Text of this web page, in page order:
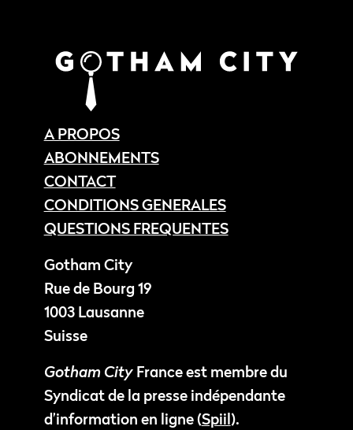
A PROPOS
ABONNEMENTS
CONTACT
CONDITIONS GENERALES
QUESTIONS FREQUENTES
Gotham City
Rue de Bourg 19
1003 Lausanne
Suisse
Gotham CityFrance est membre du
Syndicat de la presse indépendante
d’information en ligne (Spiil).